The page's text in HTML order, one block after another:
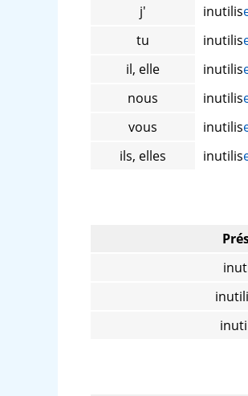
j'
inutilis
tu
inutilis
il, elle
inutilis
nous
inutilis
vous
inutilis
ils, elles
inutilis